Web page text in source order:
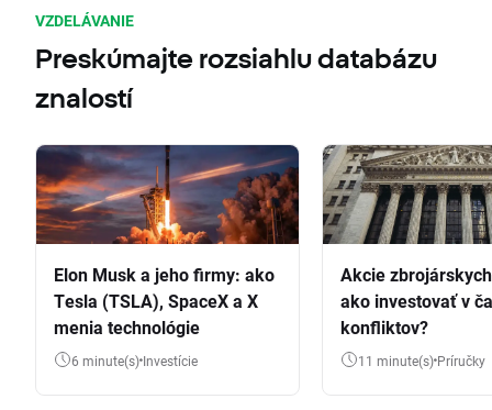
VZDELÁVANIE
Preskúmajte rozsiahlu databázu
znalostí
Elon Musk a jeho firmy: ako
Tesla (TSLA), SpaceX a X
menia technológie
6 minute(s) Investície
Akcie
ako investovať v
konfliktov?
11 minute(s) Príručky